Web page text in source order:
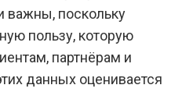
важны, поскольку
пользу, которую
партнёрам и
данных оценивается